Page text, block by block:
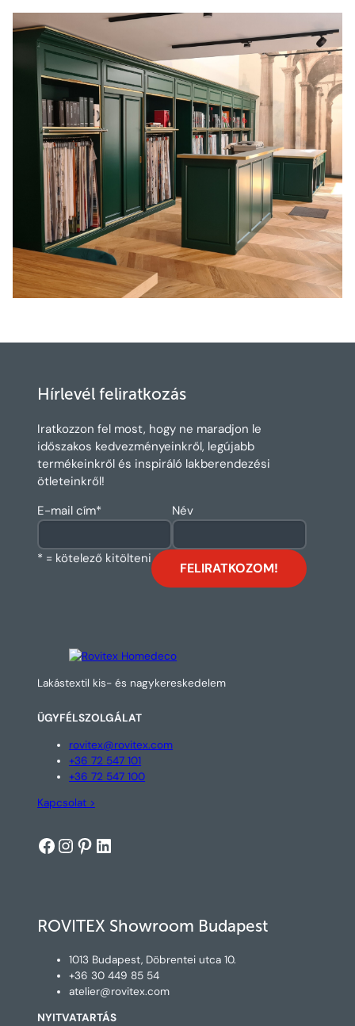
Hírlevél feliratkozás
Iratkozzon fel most, hogy ne maradjon le
időszakos kedvezményeinkről, legújabb
termékeinkről és inspiráló lakberendezési
ötleteinkről!
E-mail cím* Név
* = kötelező kitölteni
Lakástextil kis- és nagykereskedelem
ÜGYFÉLSZOLGÁLAT
rovitex@rovitex.com
+36 72 547 101
+36 72 547 100
Kapcsolat >
Facebook
Instagram
Pinterest
LinkedIn
ROVITEX Showroom Budapest
1013 Budapest, Döbrentei utca 10.
+36 30 449 85 54
atelier@rovitex.com
NYITVATARTÁS